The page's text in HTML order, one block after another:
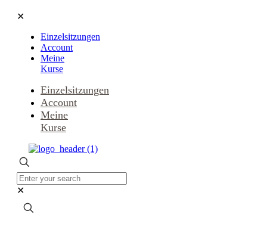
✕
Einzelsitzungen
Account
Meine
Kurse
Einzelsitzungen
Account
Meine
Kurse
✕